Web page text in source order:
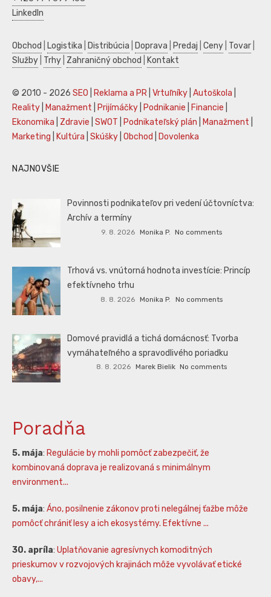
LinkedIn
Obchod Logistika Distribúcia Doprava Predaj Ceny Tovar
Služby Trhy Zahraničný obchod Kontakt
© 2010 - 2026 SEO Reklama a PR Vrtuľníky Autoškola
Reality
Manažment Prijímáčky Podnikanie Financie
Ekonomika
Zdravie SWOT Podnikateľský plán Manažment
Marketing
Kultúra Skúšky Obchod Dovolenka
NAJNOVŠIE
Povinnosti podnikateľov pri vedení účtovníctva:
Archív a termíny
9. 8. 2026 Monika P. No comments
Trhová vs. vnútorná hodnota investície: Princíp
efektívneho trhu
8. 8. 2026 Monika P. No comments
Domové pravidlá a tichá domácnosť: Tvorba
vymáhateľného a spravodlivého poriadku
8. 8. 2026 Marek Bielik No comments
Poradňa
5. mája: Regulácie by mohli pomôcť zabezpečiť, že
kombinovaná doprava je realizovaná s minimálnym
environment...
5. mája: Áno, posilnenie zákonov proti nelegálnej ťažbe môže
pomôcť chrániť lesy a ich ekosystémy. Efektívne ...
30. apríla: Uplatňovanie agresívnych komoditných
prieskumov v rozvojových krajinách môže vyvolávať etické
obavy,...